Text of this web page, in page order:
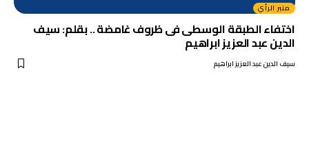
منبر الرأي
اختفاء الطبقة الوسطى فى ظروف غامضة .. بقلم: سيف
الدين عبد العزيز ابراهيم
سيف الدين عبد العزيز ابراهيم